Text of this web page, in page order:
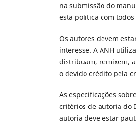
na submissão do
esta política com todos
Os autores devem
interesse. A ANH
distribuam, remixem,
o devido crédito pela
As especificações
critérios de autoria do
autoria deve estar